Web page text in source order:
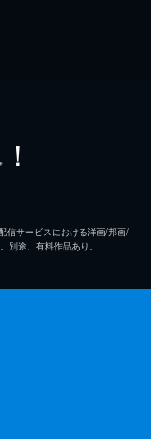
！
信サービスにおける洋画/邦画/
別途、有料作品あり。